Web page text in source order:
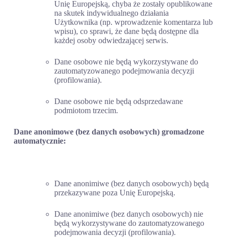
Unię Europejską, chyba że zostały opublikowane
na skutek indywidualnego działania
Użytkownika (np. wprowadzenie komentarza lub
wpisu), co sprawi, że dane będą dostępne dla
każdej osoby odwiedzającej serwis.
Dane osobowe nie będą wykorzystywane do
zautomatyzowanego podejmowania decyzji
(profilowania).
Dane osobowe nie będą odsprzedawane
podmiotom trzecim.
Dane anonimowe (bez danych osobowych) gromadzone
automatycznie:
Dane anonimiwe (bez danych osobowych) będą
przekazywane poza Unię Europejską.
Dane anonimiwe (bez danych osobowych) nie
będą wykorzystywane do zautomatyzowanego
podejmowania decyzji (profilowania).